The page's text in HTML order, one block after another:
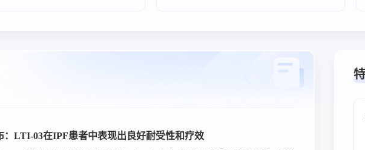
LTI-03在IPF患者中表现出良好耐受性和疗效